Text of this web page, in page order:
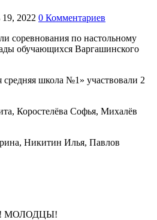
2022 0 Комментариев
соревнования по настольному
обучающихся Варгашинского
школа №1» участвовали 2
Коростелёва Софья, Михалёв
Никитин Илья, Павлов
МОЛОДЦЫ!